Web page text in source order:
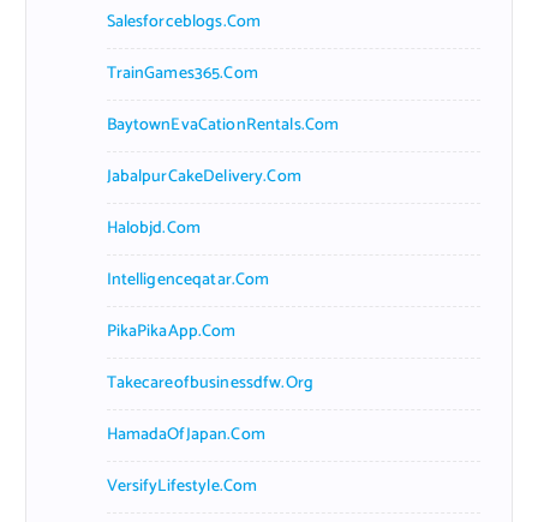
Salesforceblogs.com
TrainGames365.com
BaytownEvaCationRentals.com
JabalpurCakeDelivery.com
Halobjd.com
Intelligenceqatar.com
PikaPikaApp.com
Takecareofbusinessdfw.org
HamadaOfJapan.com
VersifyLifestyle.com